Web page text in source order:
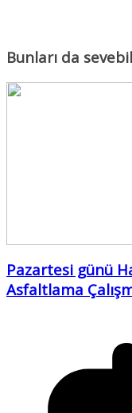
Bunları da
Pazartesi günü
Asfaltlama